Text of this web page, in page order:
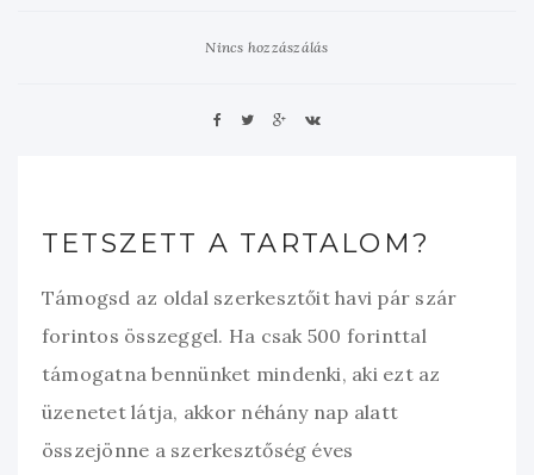
Nincs hozzászálás
TETSZETT A TARTALOM?
Támogsd az oldal szerkesztőit havi pár szár
forintos összeggel. Ha csak 500 forinttal
támogatna bennünket mindenki, aki ezt az
üzenetet látja, akkor néhány nap alatt
összejönne a szerkesztőség éves